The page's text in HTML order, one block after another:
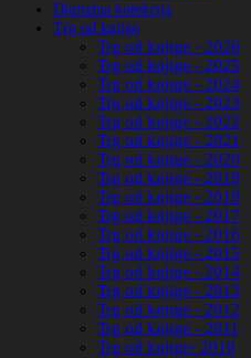
Digitalna kolekcija
Trg od knjige
Trg od knjige - 2026
Trg od knjige - 2025
Trg od knjige - 2024
Trg od knjige - 2023
Trg od knjige - 2022
Trg od knjige - 2021
Trg od knjige - 2020
Trg od knjige - 2019
Trg od knjige - 2018
Trg od knjige - 2017
Trg od knjige - 2016
Trg od knjige - 2015
Trg od knjige - 2014
Trg od knjige - 2013
Trg od knjige - 2012
Trg od knjige - 2011
Trg od knjige- 2010